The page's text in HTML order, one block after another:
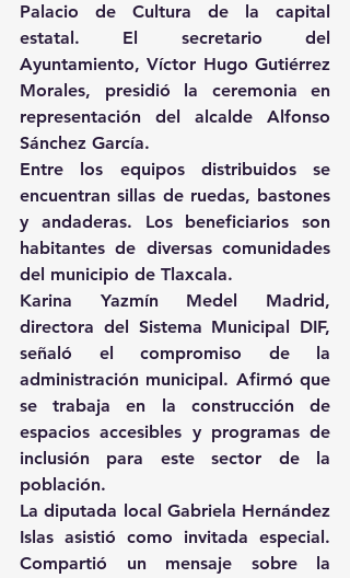
Palacio de Cultura de la capital
estatal. El secretario del
Ayuntamiento, Víctor Hugo Gutiérrez
Morales, presidió la ceremonia en
representación del alcalde Alfonso
Sánchez García.
Entre los equipos distribuidos se
encuentran sillas de ruedas, bastones
y andaderas. Los beneficiarios son
habitantes de diversas comunidades
del municipio de Tlaxcala.
Karina Yazmín Medel Madrid,
directora del Sistema Municipal DIF,
señaló el compromiso de la
administración municipal. Afirmó que
se trabaja en la construcción de
espacios accesibles y programas de
inclusión para este sector de la
población.
La diputada local Gabriela Hernández
Islas asistió como invitada especial.
Compartió un mensaje sobre la